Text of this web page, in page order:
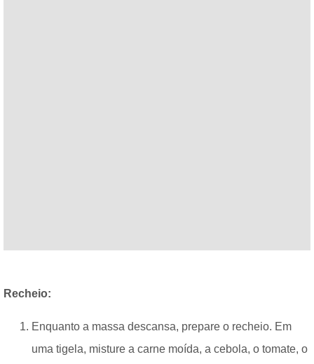
Recheio:
Enquanto a massa descansa, prepare o recheio. Em
uma tigela, misture a carne moída, a cebola, o tomate, o